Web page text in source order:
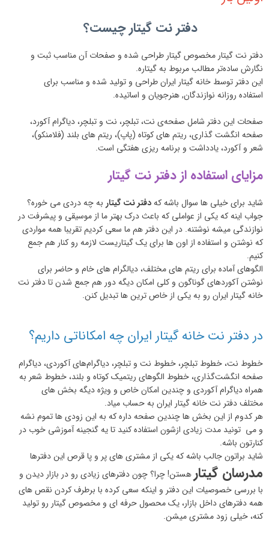
دفتر نت گیتار چیست؟
دفتر نت گیتار مخصوص گیتار طراحی شده و صفحات آن مناسب ثبت و
نگارش ساده‌تر مطالب مربوط به گیتاره.
این دفتر توسط خانه گیتار ایران طراحی و تولید شده و مناسب برای
استفاده روزانه نوازندگان, هنرجویان و اساتیده.
صفحات این دفتر شامل صفحه‌ی نت، تبلچر، نت و تبلچر، دیاگرام آکورد،
صفحه انگشت گذاری، ریتم های کوتاه (پاپ)، ریتم های بلند (فلامنکو)،
شعر و آکورد، یادداشت و برنامه ریزی هفتگی است.
مزایای استفاده از دفتر نت گیتار
شاید برای خیلی ها سوال باشه کهدفتر نت گیتار به چه دردی می خوره؟
جواب اینه که یکی از عواملی که باعث درک بهتر ما از موسیقی و پیشرفت در
نوازندگی میشه نوشتنه. در این دفتر هم ما سعی کردیم تقریبا همه مواردی
که نوشتن و استفاده از اون ها برای یک گیتاریست لازمه رو کنار هم جمع
کنیم.
الگوهای آماده برای ریتم های مختلف، دیالگرام های خام و حاضر برای
نوشتن آکوردهای گوناگون و کلی امکان دیگه دور هم جمع شدن تا دفتر نت
خانه گیتار ایران رو به یکی از خاص ترین ها تبدیل کنن.
در دفتر نت خانه گیتار ایران چه امکاناتی داریم؟
خطوط نت، خطوط تبلچر، خطوط نت و تبلچر، دیاگرام‌های آکوردی، دیاگرام
صفحه انگشت‌گذاری، خطوط الگوهای ریتمیک کوتاه و بلند، خطوط شعر به
همراه دیاگرام آکوردی و چندین امکان خاص و ویژه دیگه بخش های
مختلف دفتر نت خانه گیتار ایران به حساب میاد.
هر کدوم از این بخش ها چندین صفحه داره که به این زودی ها تموم نشه
و می تونید مدت زیادی ازشون استفاده کنید تا یه گنجینه آموزشی خوب در
کنارتون باشه.
شاید براتون جالب باشه که یکی از مشتری های پر و پا قرص این دفترها
مدرسان گیتار هستن! چرا؟ چون دفترهای زیادی رو در بازار دیدن و
با بررسی خصوصیات این دفتر و اینکه سعی کرده با برطرف کردن نقص های
همه دفترهای داخل بازار، یک محصول حرفه ای و مخصوص گیتار رو تولید
کنه، خیلی زود مشتری میشن.